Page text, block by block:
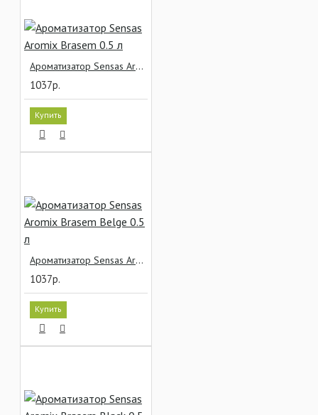
Ароматизатор Sensas Aromix Brasem 0.5 л
1037р.
Купить
Ароматизатор Sensas Aromix Brasem Belge 0.5 л
1037р.
Купить